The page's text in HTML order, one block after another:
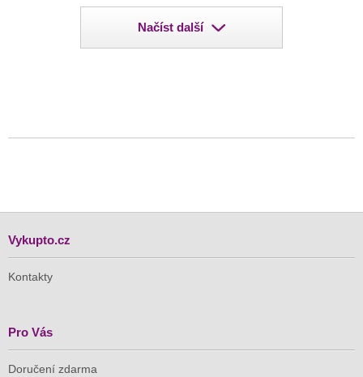
Načíst další
Vykupto.cz
Kontakty
Pro Vás
Doručení zdarma